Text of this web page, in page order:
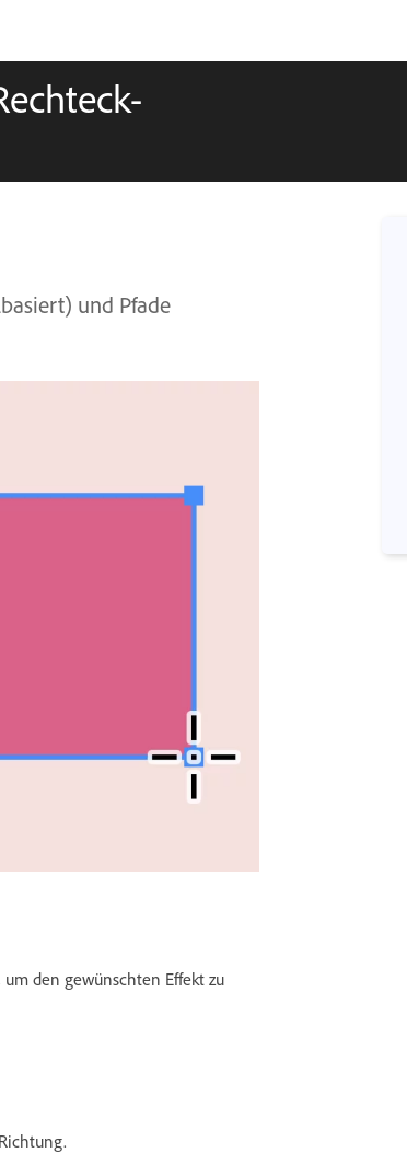
und Pfade
den gewünschten Effekt zu